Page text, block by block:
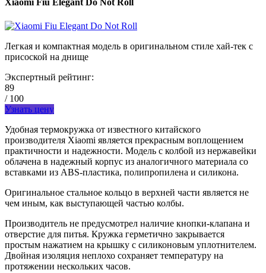
Xiaomi Fiu Elegant Do Not Roll
Легкая и компактная модель в оригинальном стиле хай-тек с
присоской на днище
Экспертный рейтинг:
89
/ 100
Узнать цену
Удобная термокружка от известного китайского
производителя Xiaomi является прекрасным воплощением
практичности и надежности. Модель с колбой из нержавейки
облачена в надежный корпус из аналогичного материала со
вставками из ABS-пластика, полипропилена и силикона.
Оригинальное стальное кольцо в верхней части является не
чем иным, как выступающей частью колбы.
Производитель не предусмотрел наличие кнопки-клапана и
отверстие для питья. Кружка герметично закрывается
простым нажатием на крышку с силиконовым уплотнителем.
Двойная изоляция неплохо сохраняет температуру на
протяжении нескольких часов.